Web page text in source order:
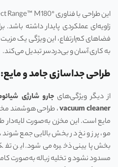
زاویه‌ای عملکردی پایدار داشته باشد.
فضاهای کم‌ارتفاع، این ویژگی یک
به کاری آسان و بی‌دردسر تبدیل می‌کند.
طراحی جداسازی جامد و مایع:
از دیگر ویژگی‌های
vacuum cleaner، طراحی هوشمند
مایع است. این مخزن به‌صورت لایه‌دار
مو، پرز و نخ در بخش بالایی جمع
بخش پایینی ذخیره می‌شود. این
مسدود نشود و تخلیه زباله به‌صورت